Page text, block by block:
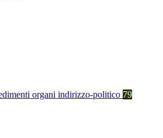
organi indirizzo-politico 79